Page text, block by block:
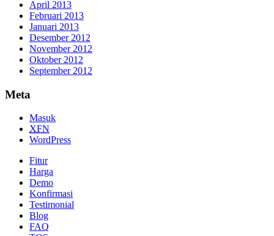
April 2013
Februari 2013
Januari 2013
Desember 2012
November 2012
Oktober 2012
September 2012
Meta
Masuk
XFN
WordPress
Fitur
Harga
Demo
Konfirmasi
Testimonial
Blog
FAQ